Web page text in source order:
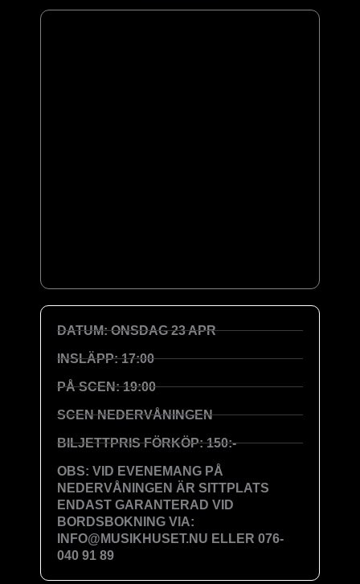
DATUM: ONSDAG 23 APR
INSLÄPP: 17:00
PÅ SCEN: 19:00
SCEN NEDERVÅNINGEN
BILJETTPRIS FÖRKÖP: 150:-
OBS: VID EVENEMANG PÅ
NEDERVÅNINGEN ÄR SITTPLATS
ENDAST GARANTERAD VID
BORDSBOKNING VIA:
INFO@MUSIKHUSET.NU ELLER 076-
040 91 89